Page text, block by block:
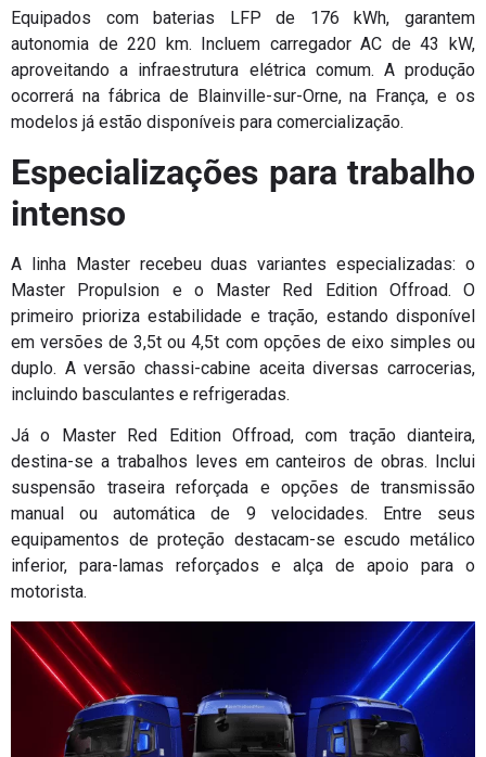
Equipados com baterias LFP de 176 kWh, garantem
autonomia de 220 km. Incluem carregador AC de 43 kW,
aproveitando a infraestrutura elétrica comum. A produção
ocorrerá na fábrica de Blainville-sur-Orne, na França, e os
modelos já estão disponíveis para comercialização.
Especializações para trabalho
intenso
A linha Master recebeu duas variantes especializadas: o
Master Propulsion e o Master Red Edition Offroad. O
primeiro prioriza estabilidade e tração, estando disponível
em versões de 3,5t ou 4,5t com opções de eixo simples ou
duplo. A versão chassi-cabine aceita diversas carrocerias,
incluindo basculantes e refrigeradas.
Já o Master Red Edition Offroad, com tração dianteira,
destina-se a trabalhos leves em canteiros de obras. Inclui
suspensão traseira reforçada e opções de transmissão
manual ou automática de 9 velocidades. Entre seus
equipamentos de proteção destacam-se escudo metálico
inferior, para-lamas reforçados e alça de apoio para o
motorista.